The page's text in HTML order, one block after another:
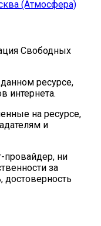
Свободных
ресурсе,
интернета.
на ресурсе,
и
провайдер, ни
за
достоверность